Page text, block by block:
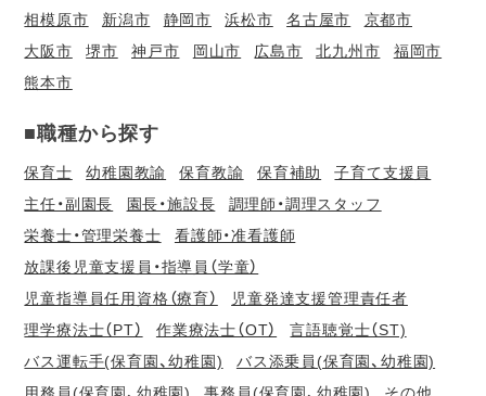
相模原市
新潟市 静岡市 浜松市 名古屋市
京都市
大阪市
堺市 神戸市 岡山市 広島市 北九州市
福岡市
熊本市
■職種から探す
保育士 幼稚園教諭 保育教諭 保育補助
子育て支援員
主任・副園長
園長・施設長
調理師・調理スタッフ
栄養士・管理栄養士
看護師・准看護師
放課後児童支援員・指導員（学童）
児童指導員任用資格（療育）
児童発達支援管理責任者
理学療法士（PT）
作業療法士（OT）
言語聴覚士（ST)
バス運転手(保育園、幼稚園)
バス添乗員(保育園、幼稚園)
用務員(保育園、幼稚園)
事務員(保育園、幼稚園) その他